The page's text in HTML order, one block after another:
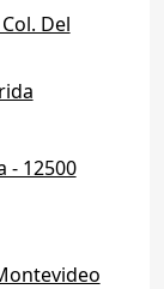
Del
- 12500